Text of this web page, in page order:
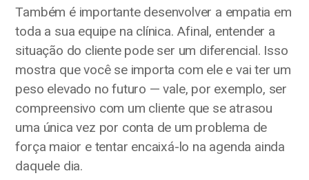
Também é importante desenvolver a empatia em
toda a sua equipe na clínica. Afinal, entender a
situação do cliente pode ser um diferencial. Isso
mostra que você se importa com ele e vai ter um
peso elevado no futuro — vale, por exemplo, ser
compreensivo com um cliente que se atrasou
uma única vez por conta de um problema de
força maior e tentar encaixá-lo na agenda ainda
daquele dia.